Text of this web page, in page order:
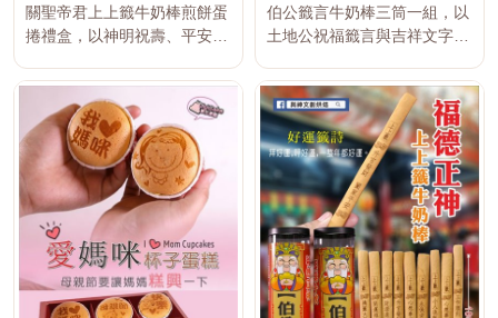
關聖帝君上上籤牛奶棒煎餅蛋
捲禮盒，以神明祝壽、平安祈
為設計...
伯公籤言牛奶棒三筒一組，以
土地公祝福籤言與吉祥文字為
廟祝壽...